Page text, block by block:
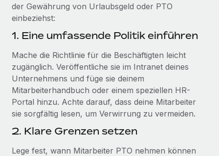
der Gewährung von Urlaubsgeld oder PTO
einbeziehst:
1. Eine umfassende Politik einführen
Mache die Richtlinie für die Beschäftigten leicht
zugänglich. Veröffentliche sie im Intranet deines
Unternehmens und füge sie deinem
Mitarbeiterhandbuch oder einem speziellen HR-
Portal hinzu. Achte darauf, dass deine Mitarbeiter
sie sorgfältig lesen, um Verwirrung zu vermeiden.
2. Klare Grenzen setzen
Lege fest, wann Mitarbeiter PTO nehmen können